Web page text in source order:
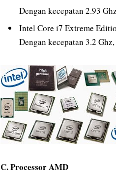
Dengan kecepatan 2.93
Intel Core i7 Extreme
Dengan kecepatan 3.2
C. Processor AMD